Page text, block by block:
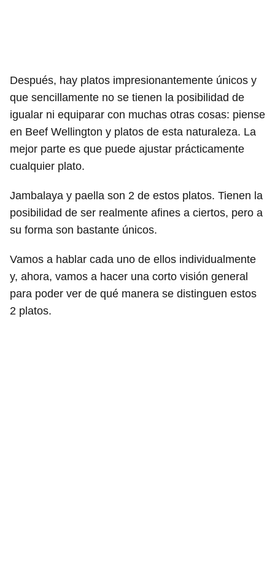
Después, hay platos impresionantemente únicos y
que sencillamente no se tienen la posibilidad de
igualar ni equiparar con muchas otras cosas: piense
en Beef Wellington y platos de esta naturaleza. La
mejor parte es que puede ajustar prácticamente
cualquier plato.
Jambalaya y paella son 2 de estos platos. Tienen la
posibilidad de ser realmente afines a ciertos, pero a
su forma son bastante únicos.
Vamos a hablar cada uno de ellos individualmente
y, ahora, vamos a hacer una corto visión general
para poder ver de qué manera se distinguen estos
2 platos.